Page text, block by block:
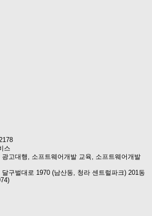
스
고대행, 소프트웨어개발 교육, 소프트웨어개발
구벌대로 1970 (남산동, 청라 센트럴파크) 201동